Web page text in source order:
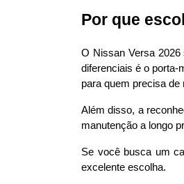
Por que
O Nissan Versa
diferenciais é o porta-
para quem precisa de
Além disso, a
manutenção a longo
Se você busca um
excelente escolha.